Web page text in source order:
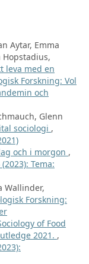
Aytar, Emma
leva med en
Forskning: Vol
och
Glenn
sociologi ,
och i morgon ,
Tema:
Wallinder,
Forskning:
of Food
2021. ,